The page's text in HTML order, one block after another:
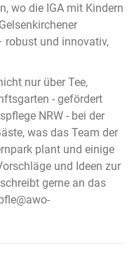
wo die IGA mit Kindern
robust und innovativ,
nur über Tee,
- gefördert
NRW - bei der
was das Team der
plant und einige
und Ideen zur
gerne an das